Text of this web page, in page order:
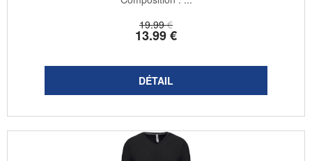
19.99 €
13.99€